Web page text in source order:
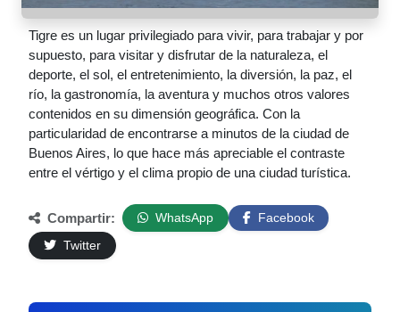
Tigre es un lugar privilegiado para vivir, para trabajar y por
supuesto, para visitar y disfrutar de la naturaleza, el
deporte, el sol, el entretenimiento, la diversión, la paz, el
río, la gastronomía, la aventura y muchos otros valores
contenidos en su dimensión geográfica. Con la
particularidad de encontrarse a minutos de la ciudad de
Buenos Aires, lo que hace más apreciable el contraste
entre el vértigo y el clima propio de una ciudad turística.
Compartir: WhatsApp
Facebook
Twitter